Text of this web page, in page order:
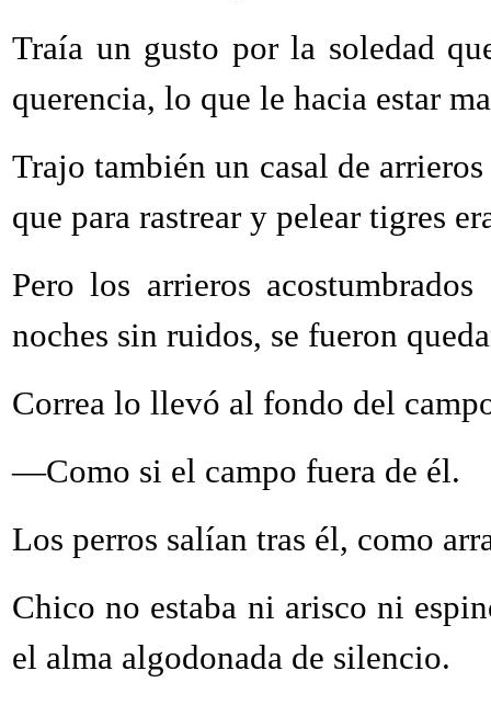
Traía un gusto por la soledad
querencia, lo que le hacia estar
Trajo también un casal de
que para rastrear y pelear tigres
Pero los arrieros
noches sin ruidos, se fueron
Correa lo llevó al fondo del
—Como si el campo fuera de él.
Los perros salían tras él, como
Chico no estaba ni arisco ni
el alma algodonada de silencio.